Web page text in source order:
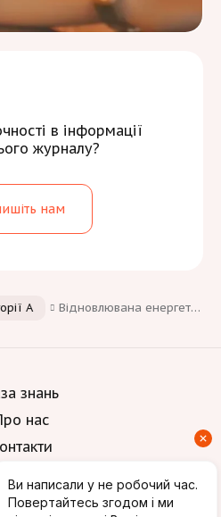
в інформації
журналу?
нам
А Відновлювана енергетика
знань
нас